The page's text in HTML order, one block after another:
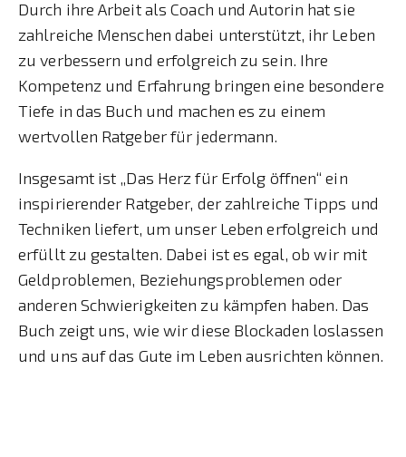
Durch ihre Arbeit als Coach und Autorin hat sie
zahlreiche Menschen dabei unterstützt, ihr Leben
zu verbessern und erfolgreich zu sein. Ihre
Kompetenz und Erfahrung bringen eine besondere
Tiefe in das Buch und machen es zu einem
wertvollen Ratgeber für jedermann.
Insgesamt ist „Das Herz für Erfolg öffnen“ ein
inspirierender Ratgeber, der zahlreiche Tipps und
Techniken liefert, um unser Leben erfolgreich und
erfüllt zu gestalten. Dabei ist es egal, ob wir mit
Geldproblemen, Beziehungsproblemen oder
anderen Schwierigkeiten zu kämpfen haben. Das
Buch zeigt uns, wie wir diese Blockaden loslassen
und uns auf das Gute im Leben ausrichten können.